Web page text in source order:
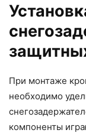
При монтаже
необходимо
компоненты